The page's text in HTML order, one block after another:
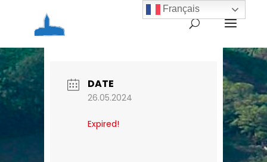
AEP – Club lecture
DATE
26.05.2024
Expired!
Français